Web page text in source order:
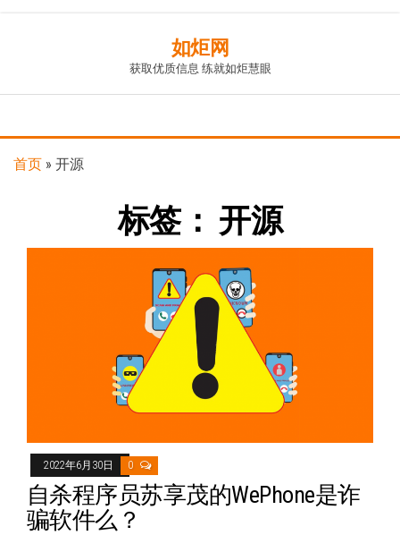
content
如炬网
获取优质信息 练就如炬慧眼
首页 » 开源
标签： 开源
2022年6月30日 0
自杀程序员苏享茂的WePhone是诈
骗软件么？